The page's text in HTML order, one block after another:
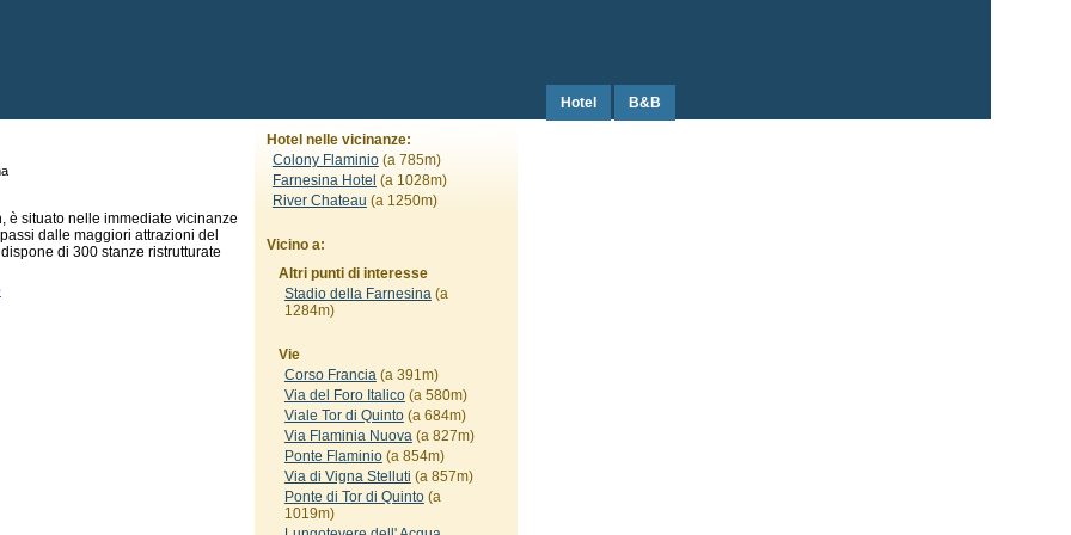
Hotel B&B
è situato nelle immediate vicinanze
dalle maggiori attrazioni del
di 300 stanze ristrutturate
Hotel nelle vicinanze:
Colony Flaminio(a 785m)
Farnesina Hotel (a 1028m)
River Chateau (a 1250m)
Vicino a:
Altri punti di interesse
Stadio della Farnesina(a
1284m)
Vie
Corso Francia(a 391m)
Via del Foro Italico(a 580m)
Viale Tor di Quinto(a 684m)
Via Flaminia Nuova(a 827m)
Ponte Flaminio(a 854m)
Via di Vigna Stelluti (a 857m)
Ponte di Tor di Quinto(a
1019m)